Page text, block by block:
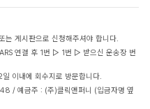
는 게시판으로 신청해주셔야 합니다.
연결 후 1번 ▷ 1번 ▷ 받으신 운송장 번
이내에 회수지로 방문합니다.
/ 예금주 : (주)클릭앤퍼니 (입금자명 옆